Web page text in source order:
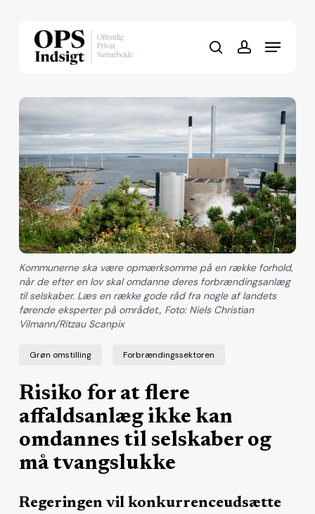
searchaccount
Menu
Grøn omstilling Forbrændingssektoren
Risiko for at flere
affaldsanlæg ikke kan
omdannes til selskaber og
må tvangslukke
Regeringen vil konkurrenceudsætte
Kommunerne ska være opmærksomme på en række forhold,
når de efter en lov skal omdanne deres forbrændingsanlæg
til selskaber. Læs en række gode råd fra nogle af landets
førende eksperter på området., Foto: Niels Christian
Vilmann/Ritzau Scanpix
Close